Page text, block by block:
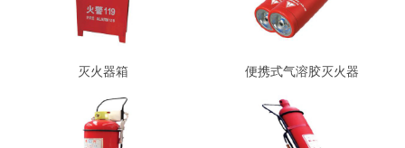
灭火器箱 便携式气溶胶灭火器